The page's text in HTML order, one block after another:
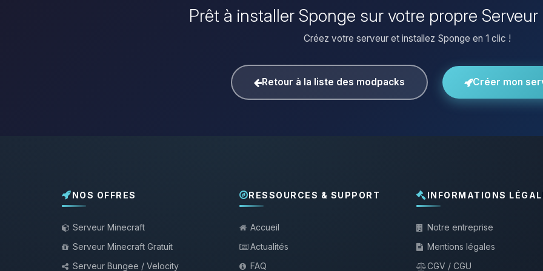
Prêt à installer Sponge sur votre propre
Créez votre serveur et installez Sponge en 1 clic !
Retour à la liste des modpacks Créer mon
NOS OFFRES
Serveur Minecraft
Serveur Minecraft Gratuit
Serveur Bungee / Velocity
RESSOURCES & SUPPORT
Accueil
Actualités
FAQ
INFORMATIONS
Notre entreprise
Mentions légales
CGV / CGU